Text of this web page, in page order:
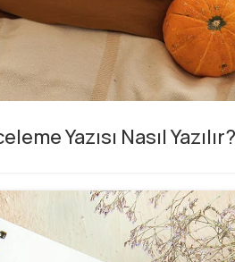
Yazısı Nasıl Yazılır?